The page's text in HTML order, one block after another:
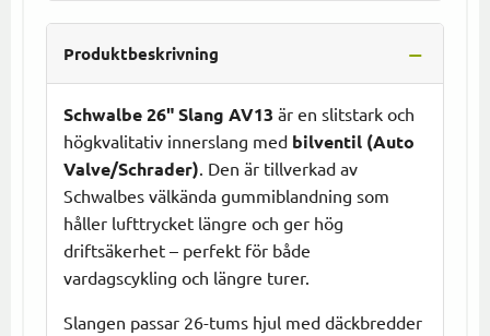
Produktbeskrivning
Schwalbe 26" Slang AV13 är en slitstark och
högkvalitativ innerslang med bilventil (Auto
Valve/Schrader) . Den är tillverkad av
Schwalbes välkända gummiblandning som
håller lufttrycket längre och ger hög
driftsäkerhet – perfekt för både
vardagscykling och längre turer.
Slangen passar 26-tums hjul med däckbredder